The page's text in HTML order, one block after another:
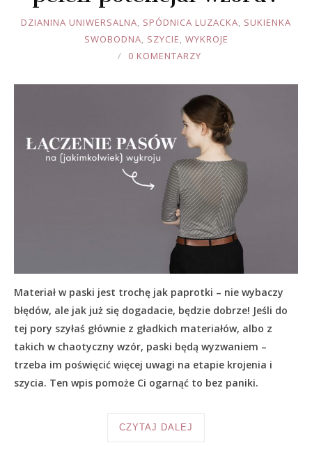
JOULE
DZIANINA UNIWERSALNA, SPÓDNICA LUZACKA, SUKIENKA
SWOBODNA, SZYCIE, WYKROJE
0 KOMENTARZY
Materiał w paski jest trochę jak paprotki – nie wybaczy
błędów, ale jak już się dogadacie, będzie dobrze! Jeśli do
tej pory szyłaś głównie z gładkich materiałów, albo z
takich w chaotyczny wzór, paski będą wyzwaniem –
trzeba im poświęcić więcej uwagi na etapie krojenia i
szycia. Ten wpis pomoże Ci ogarnąć to bez paniki.
CZYTAJ DALEJ